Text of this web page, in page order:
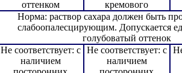
оттенком
кремового
Норма: раствор сахара должен быть
слабоопалесцирующим. Допускается
голубоватый оттенок
Не соответствует: с
наличием
Не соответствует: с
наличием